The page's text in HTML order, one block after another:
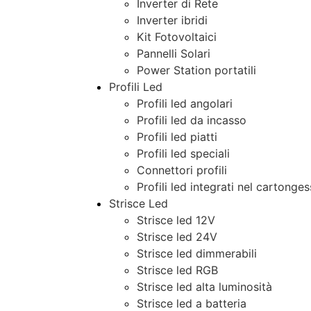
Inverter di Rete
Inverter ibridi
Kit Fotovoltaici
Pannelli Solari
Power Station portatili
Profili Led
Profili led angolari
Profili led da incasso
Profili led piatti
Profili led speciali
Connettori profili
Profili led integrati nel
Strisce Led
Strisce led 12V
Strisce led 24V
Strisce led dimmerabili
Strisce led RGB
Strisce led alta luminosità
Strisce led a batteria